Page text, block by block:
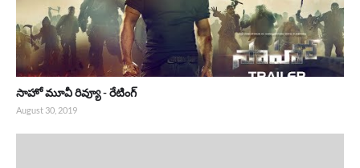
సాహో మూవీ రివ్యూ - రేటింగ్
August 30, 2019